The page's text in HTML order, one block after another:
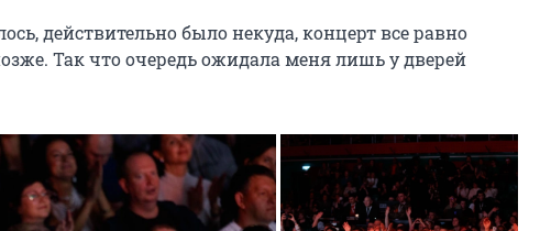
действительно было некуда, концерт все равно
Так что очередь ожидала меня лишь у дверей